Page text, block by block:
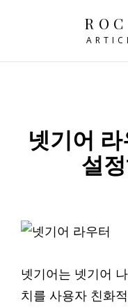
넷기어
설
넷기어는 넷기어
치를 사용자 친화